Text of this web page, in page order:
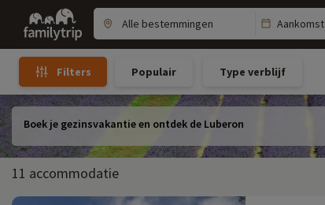
Family
trip
Aankomst
Filters Populair Type verblijf
Boek je gezinsvakantie en ontdek de Luberon
11 accommodatie